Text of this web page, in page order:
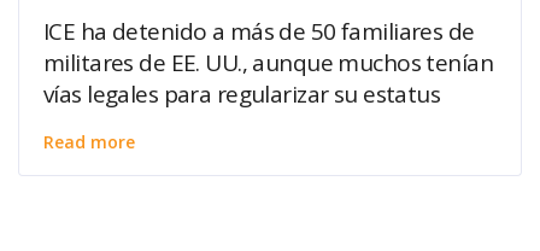
ICE ha detenido a más de 50 familiares de
militares de EE. UU., aunque muchos tenían
vías legales para regularizar su estatus
Read more